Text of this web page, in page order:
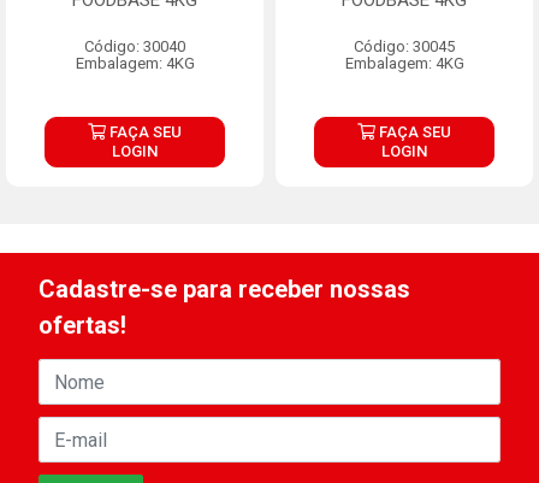
Código: 30040
Embalagem: 4KG
FAÇA SEU
LOGIN
Código: 30045
Embalagem: 4KG
FAÇA SEU
LOGIN
Cadastre-se para receber nossas
ofertas!